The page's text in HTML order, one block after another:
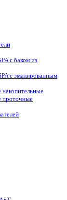
с баком из
с эмалированным
накопительные
проточные